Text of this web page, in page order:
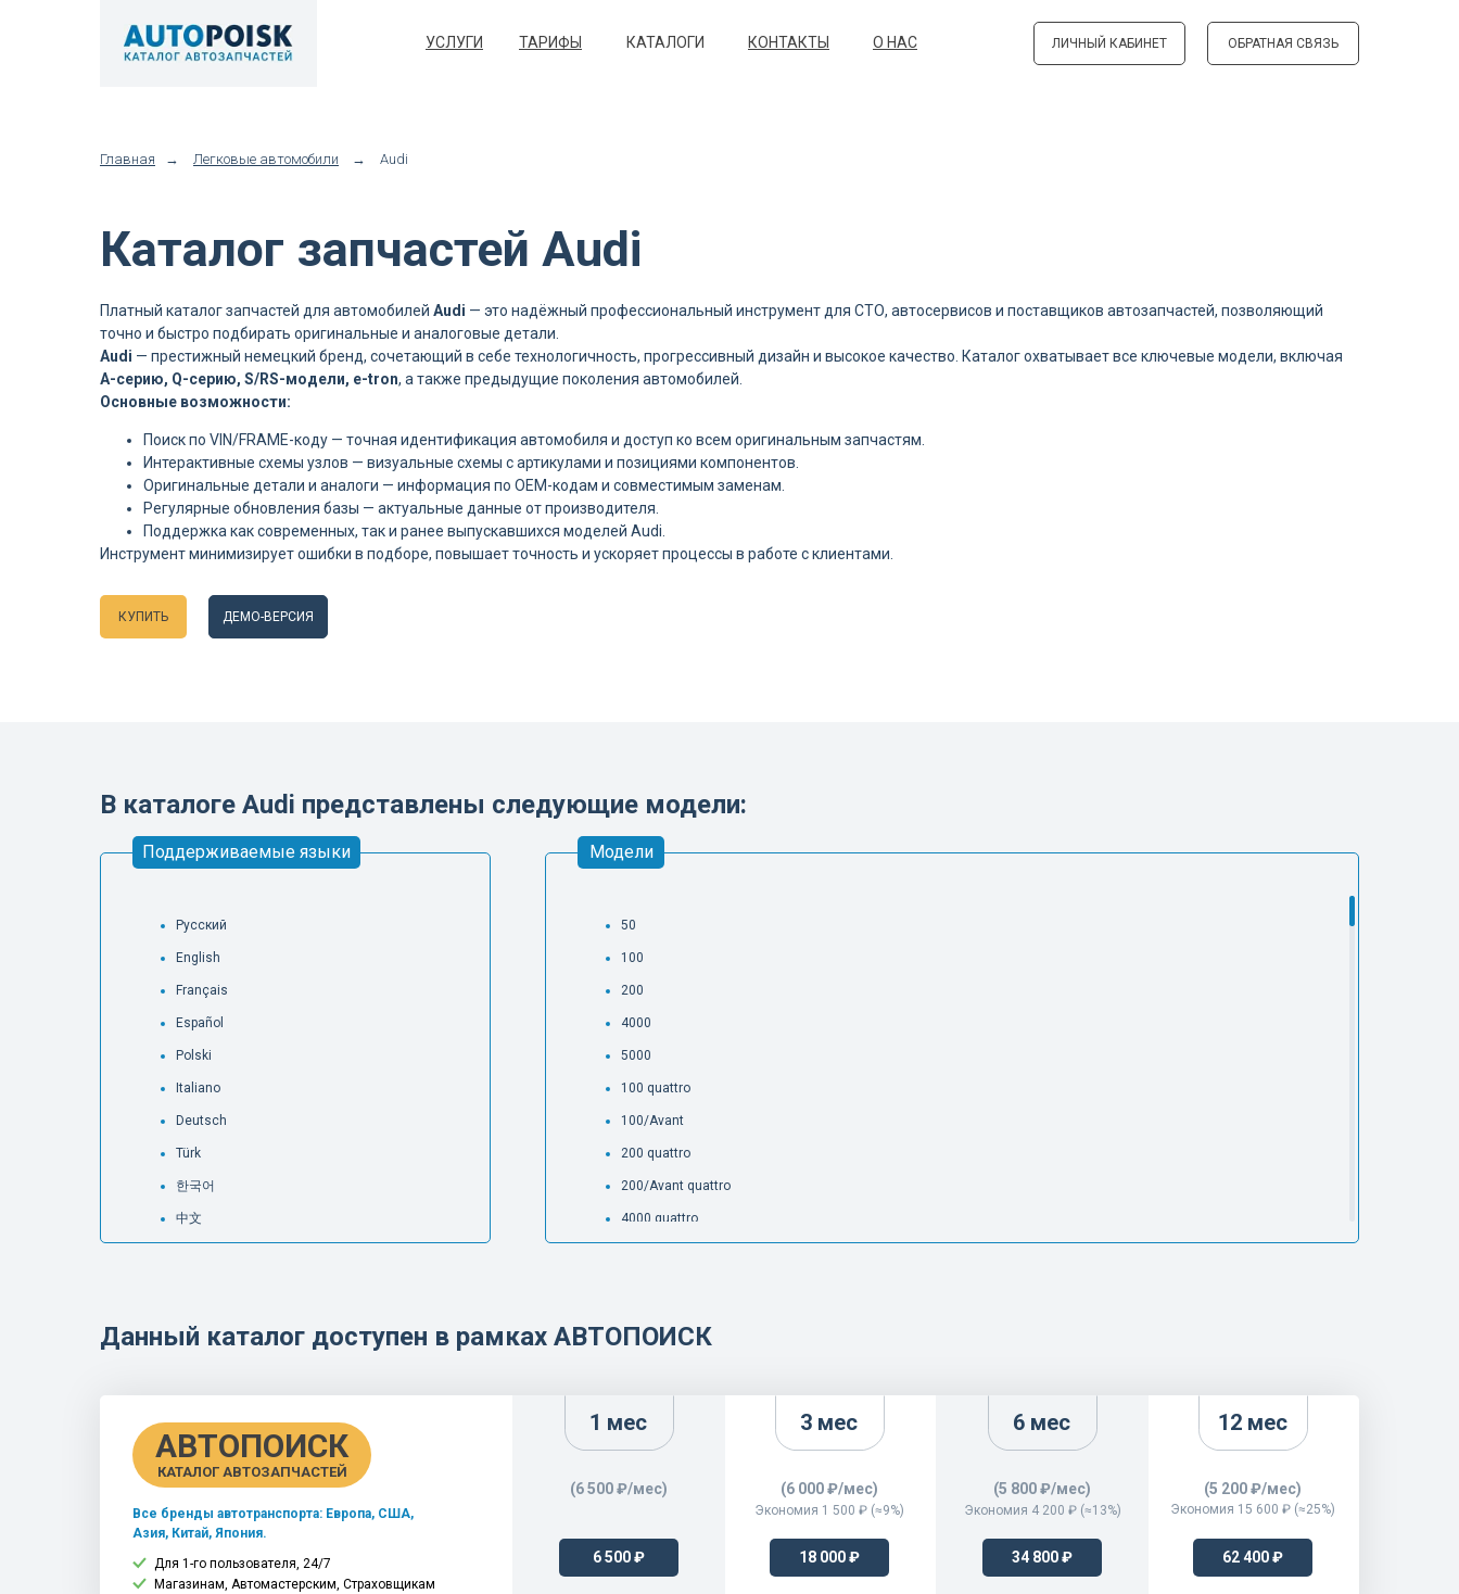
О НАС
КОНТАКТЫ
КАТАЛОГИ
ТАРИФЫ
УСЛУГИ ОБРАТНАЯ СВЯЗЬ
ЛИЧНЫЙ КАБИНЕТ
Главная Легковые автомобили
→ → Audi
КУПИТЬ ДЕМО-ВЕРСИЯ
Платный каталог запчастей для автомобилей Audi — это надёжный профессиональный инструмент для СТО, автосервисов и поставщиков автозапчастей, позволяющий
точно и быстро подбирать оригинальные и аналоговые детали.
Audi — престижный немецкий бренд, сочетающий в себе технологичность, прогрессивный дизайн и высокое качество. Каталог охватывает все ключевые модели, включая
A-серию, Q-серию, S/RS-модели, e-tron, а также предыдущие поколения автомобилей.
Основные возможности:
Поиск по VIN/FRAME-коду — точная идентификация автомобиля и доступ ко всем оригинальным запчастям.
Интерактивные схемы узлов — визуальные схемы с артикулами и позициями компонентов.
Оригинальные детали и аналоги — информация по OEM-кодам и совместимым заменам.
Регулярные обновления базы — актуальные данные от производителя.
Поддержка как современных, так и ранее выпускавшихся моделей Audi.
Инструмент минимизирует ошибки в подборе, повышает точность и ускоряет процессы в работе с клиентами.
Каталог запчастей Audi
В каталоге Audi представлены следующие модели:
Русский
English
Français
Español
Polski
Italiano
Deutsch
Türk
한국어
中文
50
100
200
4000
5000
100 quattro
100/Avant
200 quattro
200/Avant quattro
4000 quattro
80 Avant RS2 quattro
80/90/Avant
80/90/Avant quattro
A3
Модели
Поддерживаемые языки
Данный каталог доступен в рамках АВТОПОИСК
КАТАЛОГ АВТОЗАПЧАСТЕЙ
АВТОПОИСК
(6 500 ₽/мес)
6 500 ₽
(5 200 ₽/мес)
Экономия 15 600 ₽ (≈25%)
62 400 ₽
34 800 ₽
Экономия 4 200 ₽ (≈13%)
(5 800 ₽/мес)
Экономия 1 500 ₽ (≈9%)
(6 000 ₽/мес)
18 000 ₽
Все бренды автотранспорта: Европа, США,
Азия, Китай, Япония.
Магазинам, Автомастерским, Страховщикам
Для 1-го пользователя, 24/7
1 мес 12 мес
6 мес
3 мес